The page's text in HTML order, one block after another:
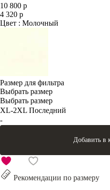
10 800 р
4 320 р
Цвет : Молочный
Размер для фильтра
Выбрать размер
Выбрать размер
XL-2XL Последний
-
Добавить в
Рекомендации по размеру